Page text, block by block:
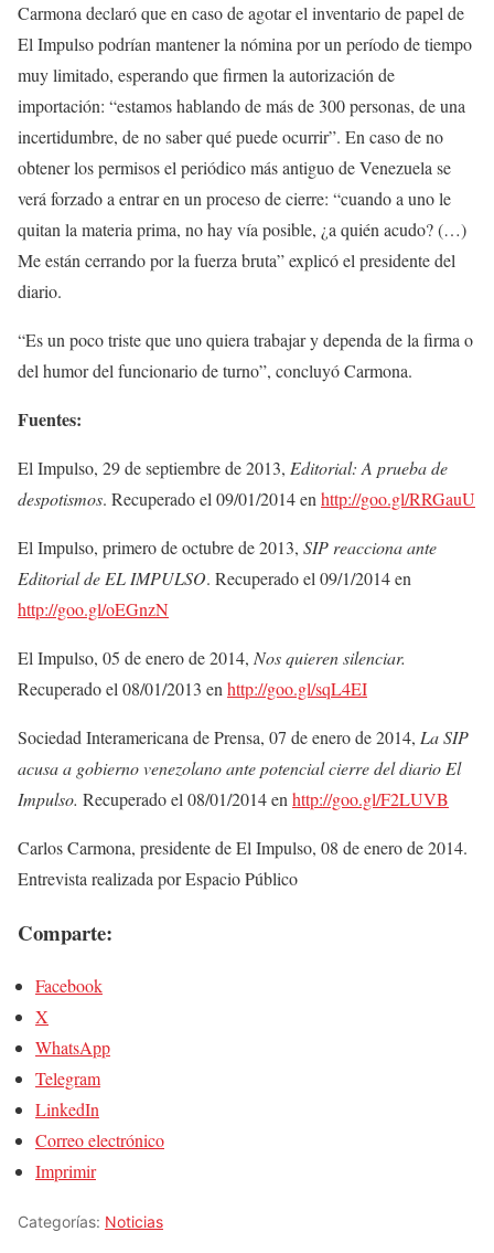
Carmona declaró que en caso de agotar el inventario de papel de
El Impulso podrían mantener la nómina por un período de tiempo
muy limitado, esperando que firmen la autorización de
importación: “estamos hablando de más de 300 personas, de una
incertidumbre, de no saber qué puede ocurrir”. En caso de no
obtener los permisos el periódico más antiguo de Venezuela se
verá forzado a entrar en un proceso de cierre: “cuando a uno le
quitan la materia prima, no hay vía posible, ¿a quién acudo? (…)
Me están cerrando por la fuerza bruta” explicó el presidente del
diario.
“Es un poco triste que uno quiera trabajar y dependa de la firma o
del humor del funcionario de turno”, concluyó Carmona.
Fuentes:
El Impulso, 29 de septiembre de 2013, Editorial: A prueba de
despotismos. Recuperado el 09/01/2014 en http://goo.gl/RRGauU
El Impulso, primero de octubre de 2013, SIP reacciona ante
Editorial de EL IMPULSO. Recuperado el 09/1/2014 en
http://goo.gl/oEGnzN
El Impulso, 05 de enero de 2014, Nos quieren silenciar.
Recuperado el 08/01/2013 en http://goo.gl/sqL4EI
Sociedad Interamericana de Prensa, 07 de enero de 2014, La SIP
acusa a gobierno venezolano ante potencial cierre del diario El
Impulso. Recuperado el 08/01/2014 en http://goo.gl/F2LUVB
Carlos Carmona, presidente de El Impulso, 08 de enero de 2014.
Entrevista realizada por Espacio Público
Comparte:
Facebook
X
WhatsApp
Telegram
LinkedIn
Correo electrónico
Imprimir
Categorías: Noticias